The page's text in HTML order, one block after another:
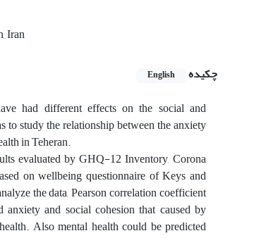
Iran
چکیده
English
had different effects on the social and
to study the relationship between the anxiety
in Teheran.
evaluated by GHQ-12 Inventory, Corona
on wellbeing questionnaire of Keys and
the data, Pearson correlation coefficient
anxiety and social cohesion that caused by
Also mental health could be predicted